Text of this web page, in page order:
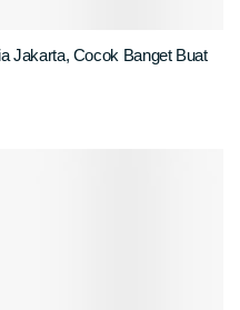
Jakarta, Cocok Banget Buat